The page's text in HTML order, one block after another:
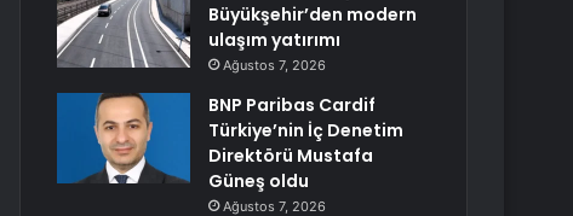
Büyükşehir’den modern
ulaşım yatırımı
Ağustos 7, 2026
BNP Paribas Cardif
Türkiye’nin İç Denetim
Direktörü Mustafa
Güneş oldu
Ağustos 7, 2026